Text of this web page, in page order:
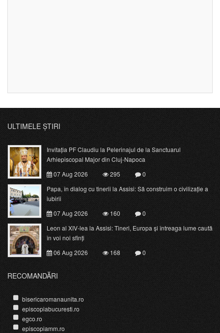
ULTIMELE ȘTIRI
Invitația PF Claudiu la Pelerinajul de la Sanctuarul
Arhiepiscopal Major din Cluj-Napoca
07 Aug 2026
295
0
Papa, în dialog cu tinerii la Assisi: Să construim o civilizație a
iubirii
07 Aug 2026
160
0
Leon al XIV-lea la Assisi: Tineri, Europa și întreaga lume caută
în voi noi sfinți
06 Aug 2026
168 0
RECOMANDĂRI
bisericaromanaunita.ro
episcopiabucuresti.ro
egco.ro
episcopiamm.ro